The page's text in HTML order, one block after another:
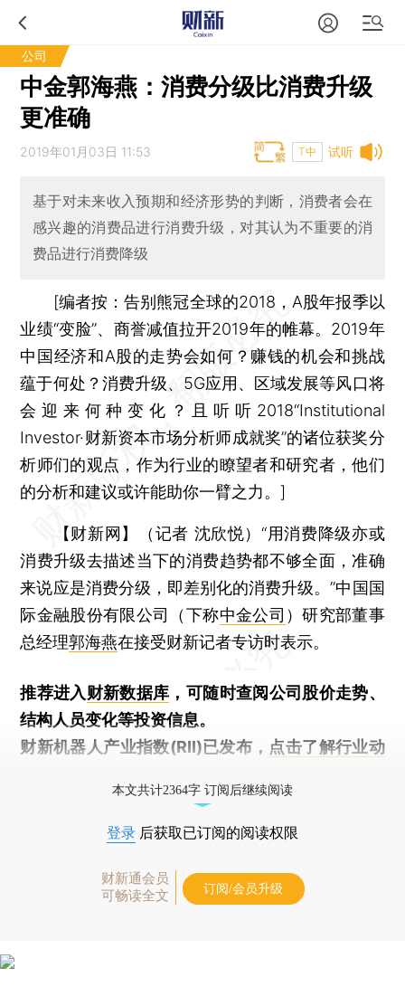
公司
中金郭海燕：消费分级比消费升级
更准确
试听
2019年01月03日 11:53 T中
基于对未来收入预期和经济形势的判断，消费者会在
感兴趣的消费品进行消费升级，对其认为不重要的消
费品进行消费降级
[编者按：告别熊冠全球的2018，A股年报季以
业绩“变脸”、商誉减值拉开2019年的帷幕。2019年
中国经济和A股的走势会如何？赚钱的机会和挑战
蕴于何处？消费升级、5G应用、区域发展等风口将
会迎来何种变化？且听听2018“Institutional
Investor·财新资本市场分析师成就奖”的诸位获奖分
析师们的观点，作为行业的瞭望者和研究者，他们
的分析和建议或许能助你一臂之力。]
【财新网】（记者 沈欣悦）“用消费降级亦或
消费升级去描述当下的消费趋势都不够全面，准确
来说应是消费分级，即差别化的消费升级。”中国国
际金融股份有限公司（下称中金公司 ）研究部董事
总经理郭海燕在接受财新记者专访时表示。
推荐进入财新数据库 ，可随时查阅公司股价走势、
结构人员变化等投资信息。
财新机器人产业指数(RII)已发布， 点击了解行业动
本文共计2364字 订阅后继续阅读
登录 后获取已订阅的阅读权限
财新通会员
可畅读全文
订阅/会员升级